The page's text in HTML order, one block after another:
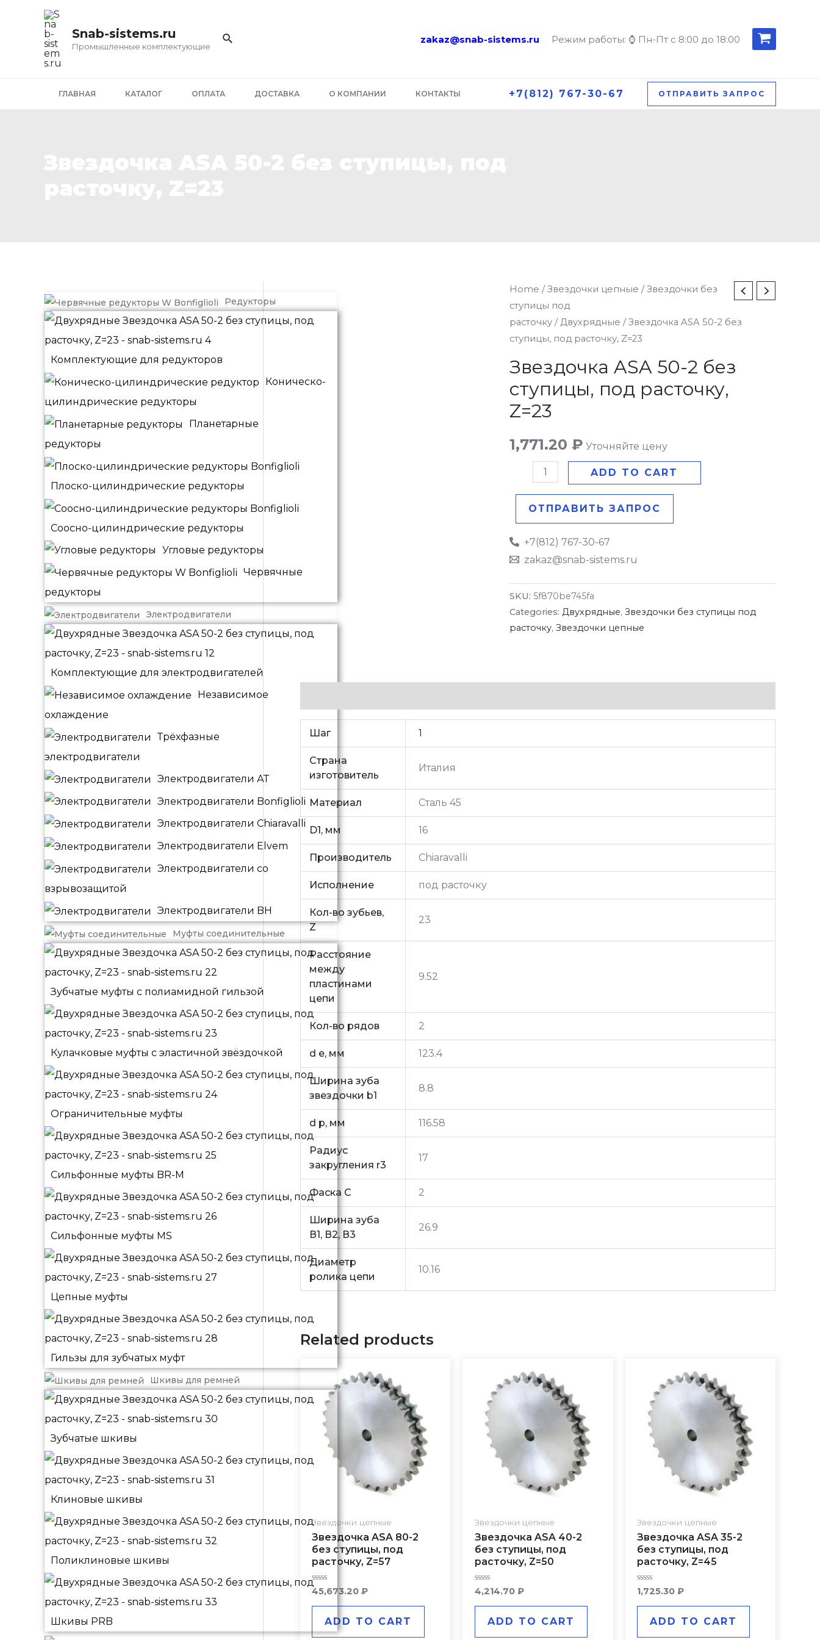
Перейти
содержимому
Snab-sistems.ru
Промышленные комплектующие
zakaz@snab-sistems.ru Режим работы: ⌚ Пн-Пт с 8:00 до 18:00
ГЛАВНАЯ КАТАЛОГ ОПЛАТА ДОСТАВКА О КОМПАНИИ КОНТАКТЫ +7(812) 767-30-67 ОТПРАВИТЬ ЗАПРОС
Редукторы
Комплектующие для редукторов
Коническо-
цилиндрические редукторы
Планетарные
редукторы
Плоско-цилиндрические редукторы
Соосно-цилиндрические редукторы
Угловые редукторы
Червячные
редукторы
Электродвигатели
Комплектующие для электродвигателей
Независимое
охлаждение
Трёхфазные
электродвигатели
Электродвигатели АТ
Электродвигатели Bonfiglioli
Электродвигатели Chiaravalli
Электродвигатели Elvem
Электродвигатели со
взрывозащитой
Электродвигатели BH
Муфты соединительные
Зубчатые муфты с полиамидной гильзой
Кулачковые муфты с эластичной звёздочкой
Ограничительные муфты
Сильфонные муфты BR-M
Сильфонные муфты MS
Цепные муфты
Гильзы для зубчатых муфт
Шкивы для ремней
Зубчатые шкивы
Клиновые шкивы
Поликлиновые шкивы
Шкивы PRB
Home / Звездочки цепные / Звездочки без
ступицы под
расточку/ Двухрядные / Звездочка ASA 50-2 без
ступицы, под расточку, Z=23
Звездочка ASA 50-2 без
ступицы, под расточку,
Z=23
1,771.20 ₽ Уточняйте цену
Звездочка
ASA
50-
2
без
ступицы,
под
расточку,
quantity
ADD TO CART
ОТПРАВИТЬ ЗАПРОС
+7(812) 767-30-67
zakaz@snab-sistems.ru
SKU: 5f870be745fa
Categories: Двухрядные, Звездочки без ступицы под
расточку, Звездочки цепные
Шаг 1
Страна
изготовитель
Италия
Материал Сталь 45
D1, мм 16
Производитель Chiaravalli
Исполнение под расточку
Кол-во зубьев,
Z
23
Расстояние
между
пластинами
цепи
9.52
Кол-во рядов 2
d e, мм 123.4
Ширина зуба
звездочки b1
8.8
d p, мм 116.58
Радиус
закругления r3
17
Фаска C 2
Ширина зуба
В1, В2, В3
26.9
Диаметр
ролика цепи
10.16
Related products
Звездочки цепные
Звездочка ASA 80-2
без ступицы, под
расточку, Z=57
Rated
out
45,673.20₽
ADD TO CART
Звездочки цепные
Звездочка ASA 40-2
без ступицы, под
расточку, Z=50
Rated
out
4,214.70 ₽
ADD TO CART
Звездочки цепные
Звездочка ASA 35-2
без ступицы, под
расточку, Z=45
Rated
out
1,725.30 ₽
ADD TO CART